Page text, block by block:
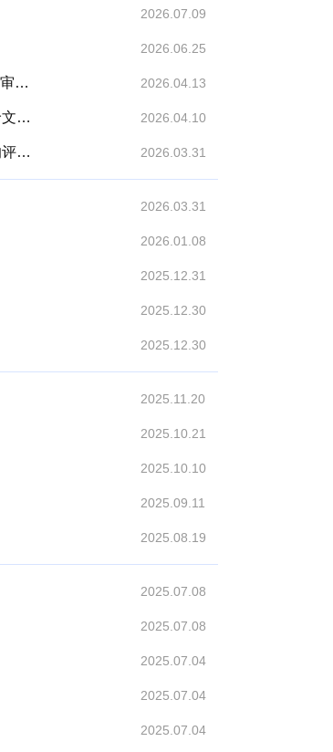
2026.07.09
2026.06.25
2026.04.13
2026年 4月13 日关于《河南永新化学股份有限公司二硫化物精馏工序设备改造项目环境影响报告表》环境影响评价文件审批决定的公告
2026.04.10
2026年4月10日关于《亚特兰特(安阳)航空科技有限公司飞艇研发制造中心项目一期工程环境影响报告表》环境影响评价文件审批决定的公告
2026.03.31
2026年3月31日拟作出的《亚特兰特(安阳)航空科技有限公司飞艇研发制造中心项目一期工程环境影响报告表》环境影响评价文件审批决定的公示
2026.03.31
2026.01.08
2025.12.31
2025.12.30
2025.12.30
2025.11.20
2025.10.21
2025.10.10
2025.09.11
2025.08.19
2025.07.08
2025.07.08
2025.07.04
2025.07.04
2025.07.04